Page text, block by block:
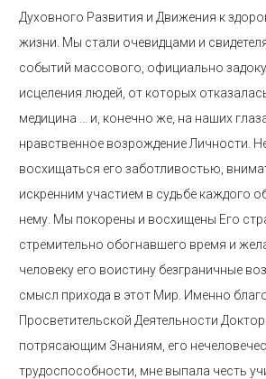
Духовного Развития и Движения к
жизни. Мы стали очевидцами и
событий массового, официально
исцеления людей, от которых
медицина … и, конечно же, на наших
нравственное возрождение Личности.
восхищаться его заботливостью,
искренним участием в судьбе каждого
нему. Мы покорены и восхищены Его
стремительно обогнавшего время и
человеку его воистину безграничные
смысл прихода в этот Мир. Именно
Просветительской Деятельности
потрясающим Знаниям, его
трудоспособности, мне выпала честь